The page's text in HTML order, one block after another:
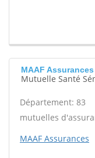
MAAF Assurances
Mutuelle Santé
Département: 83
mutuelles
MAAF Assurances